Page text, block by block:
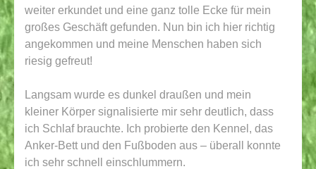
weiter erkundet und eine ganz tolle Ecke für mein
großes Geschäft gefunden. Nun bin ich hier richtig
angekommen und meine Menschen haben sich
riesig gefreut!
Langsam wurde es dunkel draußen und mein
kleiner Körper signalisierte mir sehr deutlich, dass
ich Schlaf brauchte. Ich probierte den Kennel, das
Anker-Bett und den Fußboden aus – überall konnte
ich sehr schnell einschlummern.